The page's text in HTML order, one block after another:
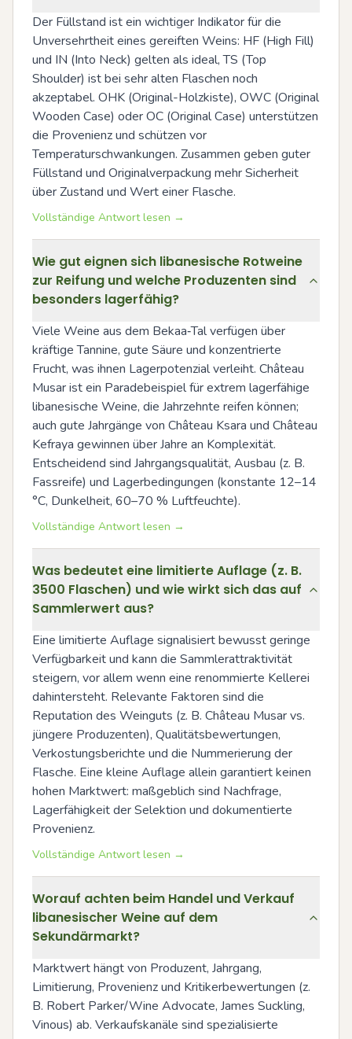
Der Füllstand ist ein wichtiger Indikator für die
Unversehrtheit eines gereiften Weins: HF (High Fill)
und IN (Into Neck) gelten als ideal, TS (Top
Shoulder) ist bei sehr alten Flaschen noch
akzeptabel. OHK (Original-Holzkiste), OWC (Original
Wooden Case) oder OC (Original Case) unterstützen
die Provenienz und schützen vor
Temperaturschwankungen. Zusammen geben guter
Füllstand und Originalverpackung mehr Sicherheit
über Zustand und Wert einer Flasche.
Vollständige Antwort lesen →
Wie gut eignen sich libanesische Rotweine
zur Reifung und welche Produzenten sind
besonders lagerfähig?
Viele Weine aus dem Bekaa‑Tal verfügen über
kräftige Tannine, gute Säure und konzentrierte
Frucht, was ihnen Lagerpotenzial verleiht. Château
Musar ist ein Paradebeispiel für extrem lagerfähige
libanesische Weine, die Jahrzehnte reifen können;
auch gute Jahrgänge von Château Ksara und Château
Kefraya gewinnen über Jahre an Komplexität.
Entscheidend sind Jahrgangsqualität, Ausbau (z. B.
Fassreife) und Lagerbedingungen (konstante 12–14
°C, Dunkelheit, 60–70 % Luftfeuchte).
Vollständige Antwort lesen →
Was bedeutet eine limitierte Auflage (z. B.
3500 Flaschen) und wie wirkt sich das auf
Sammlerwert aus?
Eine limitierte Auflage signalisiert bewusst geringe
Verfügbarkeit und kann die Sammlerattraktivität
steigern, vor allem wenn eine renommierte Kellerei
dahintersteht. Relevante Faktoren sind die
Reputation des Weinguts (z. B. Château Musar vs.
jüngere Produzenten), Qualitätsbewertungen,
Verkostungsberichte und die Nummerierung der
Flasche. Eine kleine Auflage allein garantiert keinen
hohen Marktwert: maßgeblich sind Nachfrage,
Lagerfähigkeit der Selektion und dokumentierte
Provenienz.
Vollständige Antwort lesen →
Worauf achten beim Handel und Verkauf
libanesischer Weine auf dem
Sekundärmarkt?
Marktwert hängt von Produzent, Jahrgang,
Limitierung, Provenienz und Kritikerbewertungen (z.
B. Robert Parker/Wine Advocate, James Suckling,
Vinous) ab. Verkaufskanäle sind spezialisierte